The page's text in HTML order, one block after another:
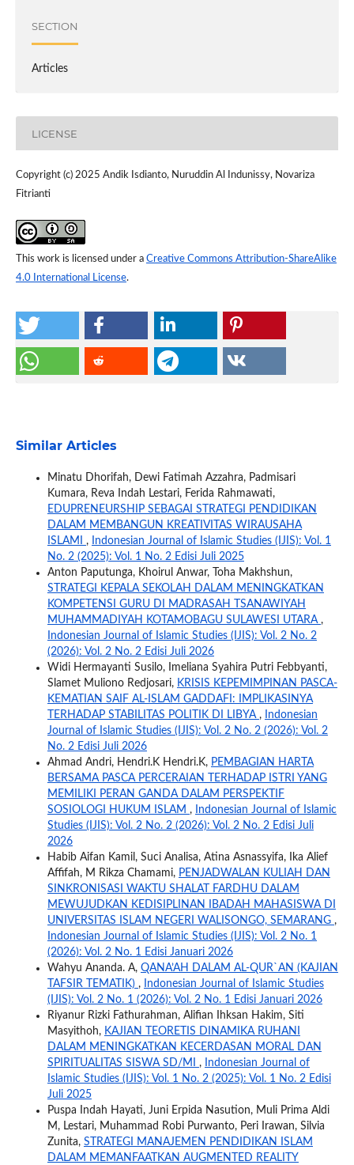
SECTION
Articles
LICENSE
Copyright (c) 2025 Andik Isdianto, Nuruddin Al Indunissy, Novariza
Fitrianti
This work is licensed under a Creative Commons Attribution-ShareAlike
4.0 International License.
Similar Articles
Minatu Dhorifah, Dewi Fatimah Azzahra, Padmisari
Kumara, Reva Indah Lestari, Ferida Rahmawati,
EDUPRENEURSHIP SEBAGAI STRATEGI PENDIDIKAN
DALAM MEMBANGUN KREATIVITAS WIRAUSAHA
ISLAMI ,
Indonesian Journal of Islamic Studies (IJIS): Vol. 1
No. 2 (2025): Vol. 1 No. 2 Edisi Juli 2025
Anton Paputunga, Khoirul Anwar, Toha Makhshun,
STRATEGI KEPALA SEKOLAH DALAM MENINGKATKAN
KOMPETENSI GURU DI MADRASAH TSANAWIYAH
MUHAMMADIYAH KOTAMOBAGU SULAWESI UTARA ,
Indonesian Journal of Islamic Studies (IJIS): Vol. 2 No. 2
(2026): Vol. 2 No. 2 Edisi Juli 2026
Widi Hermayanti Susilo, Imeliana Syahira Putri Febbyanti,
Slamet Muliono Redjosari, KRISIS KEPEMIMPINAN PASCA-
KEMATIAN SAIF AL-ISLAM GADDAFI: IMPLIKASINYA
TERHADAP STABILITAS POLITIK DI LIBYA ,
Indonesian
Journal of Islamic Studies (IJIS): Vol. 2 No. 2 (2026): Vol. 2
No. 2 Edisi Juli 2026
Ahmad Andri, Hendri.K Hendri.K, PEMBAGIAN HARTA
BERSAMA PASCA PERCERAIAN TERHADAP ISTRI YANG
MEMILIKI PERAN GANDA DALAM PERSPEKTIF
SOSIOLOGI HUKUM ISLAM ,
Indonesian Journal of Islamic
Studies (IJIS): Vol. 2 No. 2 (2026): Vol. 2 No. 2 Edisi Juli
2026
Habib Aifan Kamil, Suci Analisa, Atina Asnassyifa, Ika Alief
Affifah, M Rikza Chamami, PENJADWALAN KULIAH DAN
SINKRONISASI WAKTU SHALAT FARDHU DALAM
MEWUJUDKAN KEDISIPLINAN IBADAH MAHASISWA DI
UNIVERSITAS ISLAM NEGERI WALISONGO, SEMARANG ,
Indonesian Journal of Islamic Studies (IJIS): Vol. 2 No. 1
(2026): Vol. 2 No. 1 Edisi Januari 2026
Wahyu Ananda. A, QANA’AH DALAM AL-QUR`AN (KAJIAN
TAFSIR TEMATIK) ,
Indonesian Journal of Islamic Studies
(IJIS): Vol. 2 No. 1 (2026): Vol. 2 No. 1 Edisi Januari 2026
Riyanur Rizki Fathurahman, Alifian Ihksan Hakim, Siti
Masyithoh, KAJIAN TEORETIS DINAMIKA RUHANI
DALAM MENINGKATKAN KECERDASAN MORAL DAN
SPIRITUALITAS SISWA SD/MI ,
Indonesian Journal of
Islamic Studies (IJIS): Vol. 1 No. 2 (2025): Vol. 1 No. 2 Edisi
Juli 2025
Puspa Indah Hayati, Juni Erpida Nasution, Muli Prima Aldi
M, Lestari, Muhammad Robi Purwanto, Peri Irawan, Silvia
Zunita, STRATEGI MANAJEMEN PENDIDIKAN ISLAM
DALAM MEMANFAATKAN AUGMENTED REALITY